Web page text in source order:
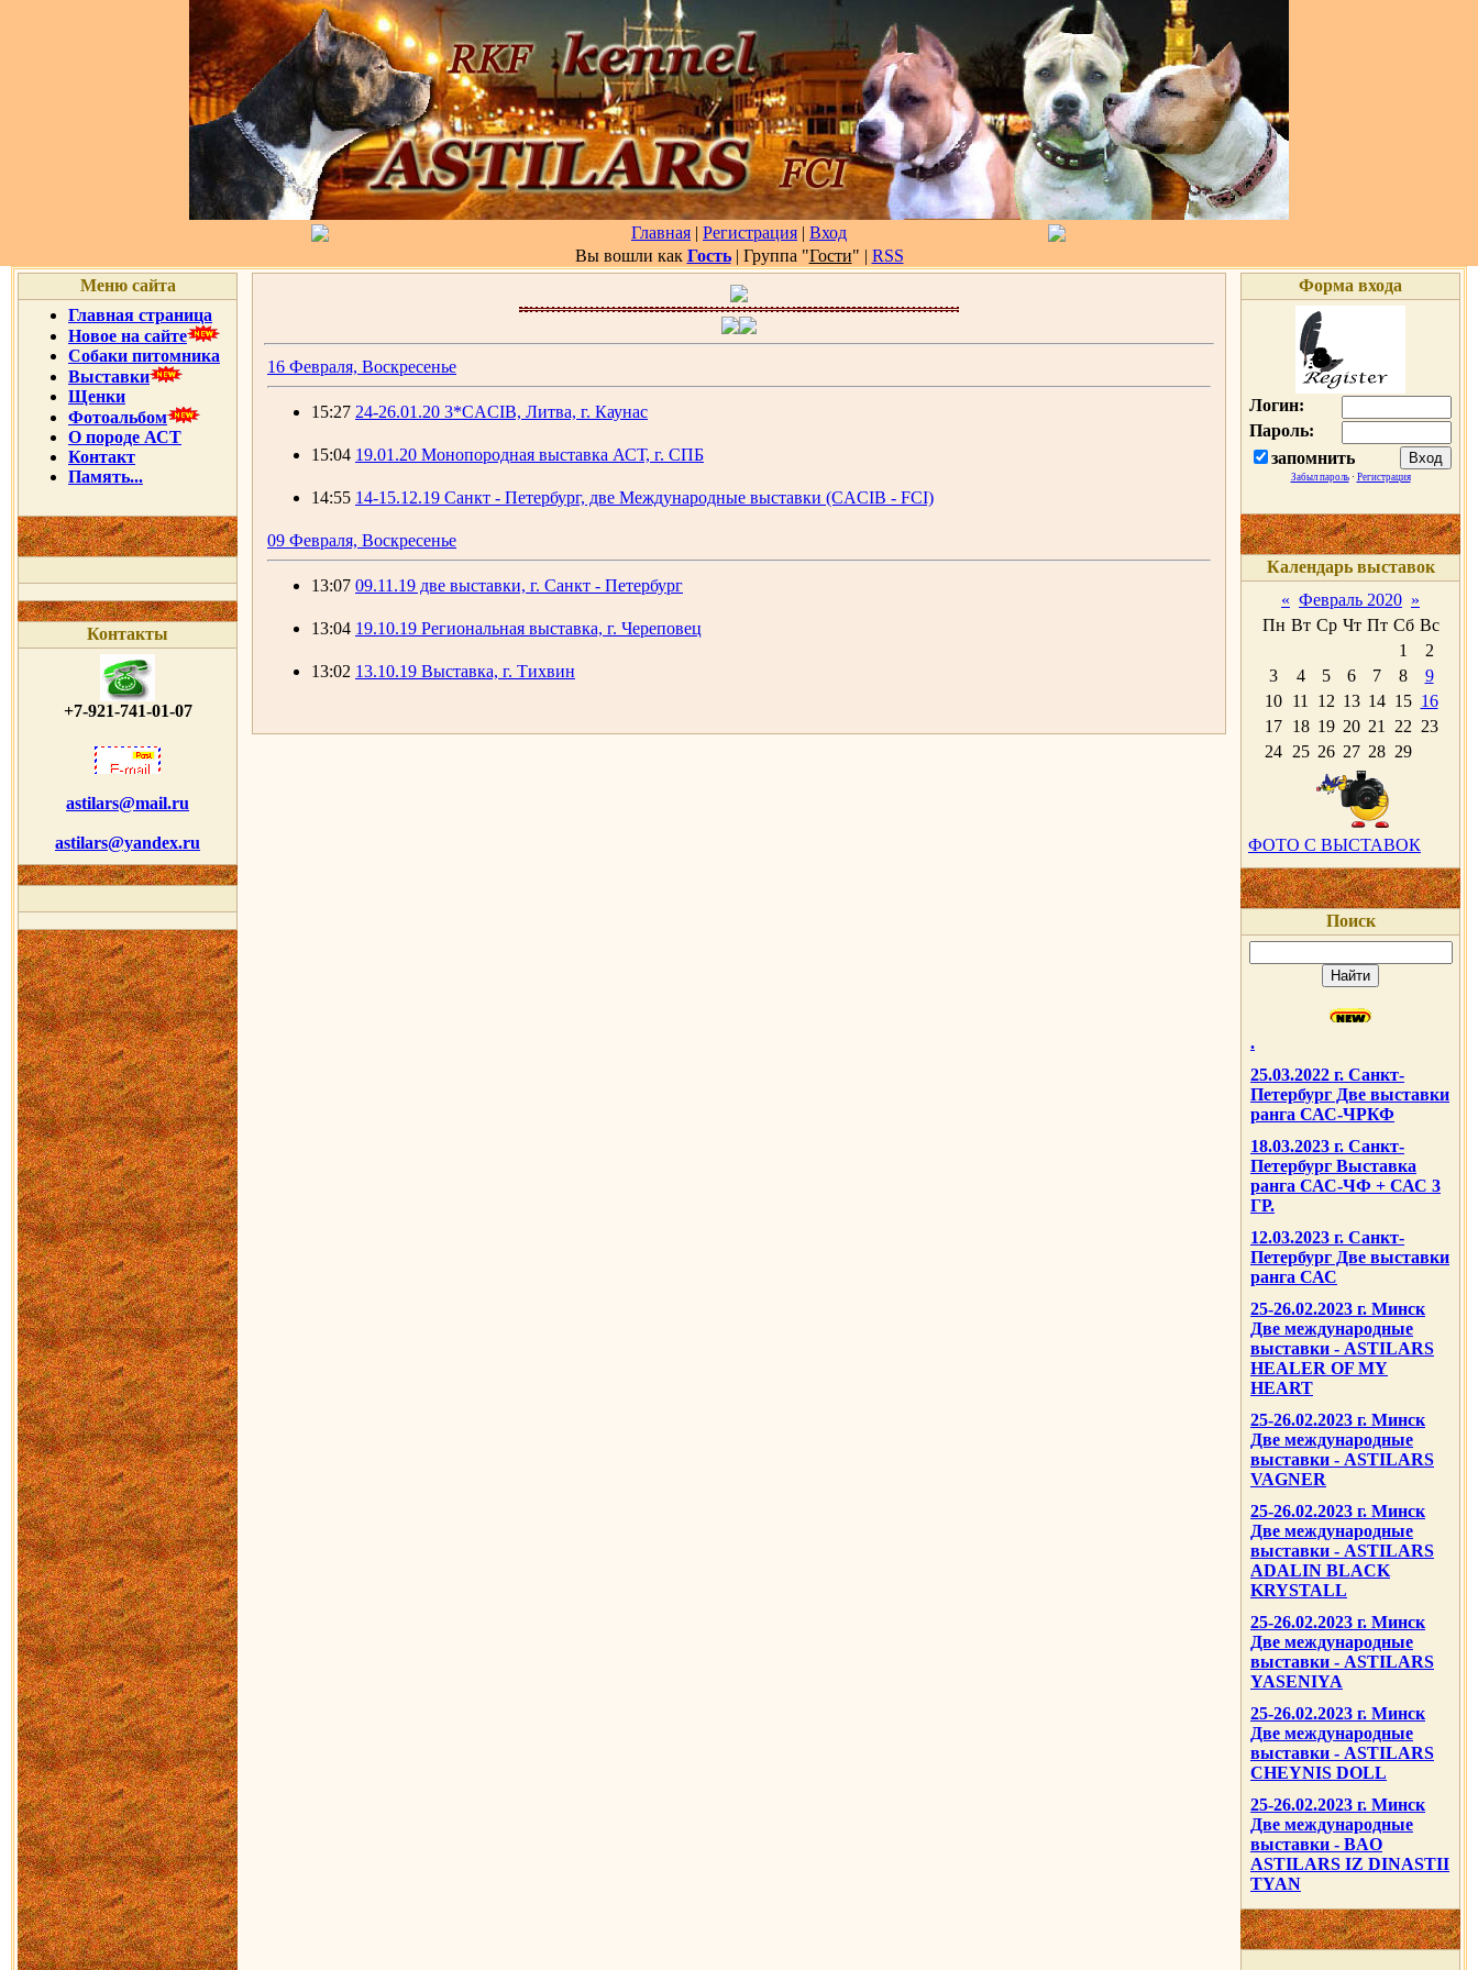
Главная | Регистрация | Вход
Вы вошли как Гость| Группа "Гости" | RSS
Меню сайта
Главная страница
Новое на сайте
Собаки питомника
Выставки
Щенки
Фотоальбом
О породе АСТ
Контакт
Память...
Контакты
+7-921-741-01-07
astilars@mail.ru
astilars@yandex.ru
16 Февраля, Воскресенье
15:27 24-26.01.20 3*CACIB, Литва, г. Каунас
15:04 19.01.20 Монопородная выставка АСТ, г. СПБ
14:55 14-15.12.19 Санкт - Петербург, две Международные выставки (CACIB - FCI)
09 Февраля, Воскресенье
13:07 09.11.19 две выставки, г. Санкт - Петербург
13:04 19.10.19 Региональная выставка, г. Череповец
13:02 13.10.19 Выставка, г. Тихвин
Форма входа
Логин:
Пароль:
запомнить
Забыл пароль· Регистрация
Календарь выставок
« Февраль 2020 »
Пн Вт Ср Чт Пт Сб Вс
1
2
3
4 5 6 7 8
9
10 11 12 13 14 15 16
17 18 19 20 21 22 23
24 25 26 27 28 29
ФОТО С ВЫСТАВОК
Поиск
.
25.03.2022 г. Санкт-
Петербург Две выставки
ранга САС-ЧРКФ
18.03.2023 г. Санкт-
Петербург Выставка
ранга САС-ЧФ + САС 3
ГР.
12.03.2023 г. Санкт-
Петербург Две выставки
ранга САС
25-26.02.2023 г. Минск
Две международные
выставки - ASTILARS
HEALER OF MY
HEART
25-26.02.2023 г. Минск
Две международные
выставки - ASTILARS
VAGNER
25-26.02.2023 г. Минск
Две международные
выставки - ASTILARS
ADALIN BLACK
KRYSTALL
25-26.02.2023 г. Минск
Две международные
выставки - ASTILARS
YASENIYA
25-26.02.2023 г. Минск
Две международные
выставки - ASTILARS
CHEYNIS DOLL
25-26.02.2023 г. Минск
Две международные
выставки - BAO
ASTILARS IZ DINASTII
TYAN